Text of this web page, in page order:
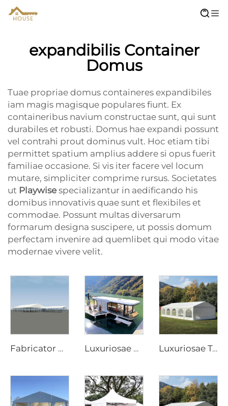
expandibilis Container
Domus
Tuae propriae domus containeres expandibiles
iam magis magisque populares fiunt. Ex
containeribus navium constructae sunt, qui sunt
durabiles et robusti. Domus hae expandi possunt
vel contrahi prout dominus vult. Hoc etiam tibi
permittet spatium amplius addere si opus fuerit
familiae occasione. Si vis iter facere vel locum
mutare, simpliciter comprime rursus. Societates
ut Playwise specializantur in aedificando his
domibus innovativis quae sunt et flexibiles et
commodae. Possunt multas diversarum
formarum designa suscipere, ut possis domum
perfectam invenire ad quemlibet qui modo vitae
modernae vivere velit.
Fabricator Professionalis Tectorum Nuptialium | Tectum Conviviale Euromodernum Sine Columnis et Tectum Translucidum in Forma Horti Vitrei ad Eventus Luxuriosae Solutiones pro Hotelibus in Forma Capsularum Spatii ad Projecita Resortuum | Minimae Domus Mobiles Adaptatae ad Summam Glamping-Accommodation et ad Turismum Oeconomicum Luxuriosae Tecti Marquee Solutiones pro Nuptiis et Hospitum Projectis | Magna Praefabricata Aula Convivalis pro Exterioribus Resortis